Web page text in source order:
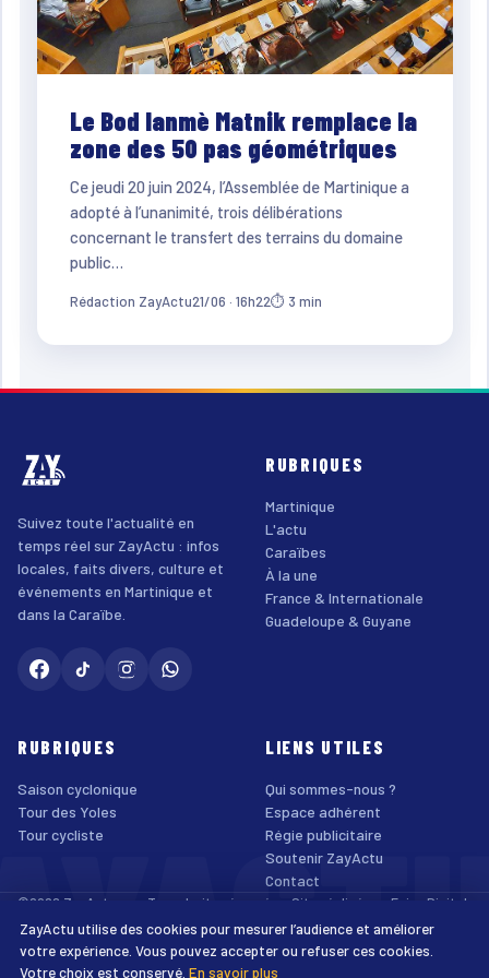
Le Bod lanmè Matnik remplace la
zone des 50 pas géométriques
Ce jeudi 20 juin 2024, l’Assemblée de Martinique a
adopté à l’unanimité, trois délibérations
concernant le transfert des terrains du domaine
public…
Rédaction ZayActu21/06 · 16h22⏱ 3 min
Suivez toute l'actualité en
temps réel sur ZayActu : infos
locales, faits divers, culture et
événements en Martinique et
dans la Caraïbe.
RUBRIQUES
Martinique
L'actu
Caraïbes
À la une
France & Internationale
Guadeloupe & Guyane
RUBRIQUES
Saison cyclonique
Tour des Yoles
Tour cycliste
LIENS UTILES
Qui sommes-nous ?
Espace adhérent
Régie publicitaire
Soutenir ZayActu
Contact
©2026 ZayActu.org. Tous droits réservés. · Site réalisé par Enjoy Digital
Agency
Mentions légales
Confidentialité Cookies Accessibilité
ZayActu utilise des cookies pour mesurer l’audience et améliorer
votre expérience. Vous pouvez accepter ou refuser ces cookies.
Votre choix est conservé. En savoir plus